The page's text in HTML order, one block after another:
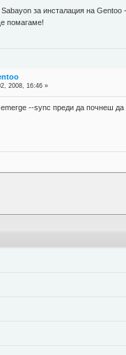
за инсталация на Gentoo
помагаме!
2008, 16:46 »
--sync преди да почнеш да